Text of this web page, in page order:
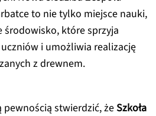
to nie tylko miejsce nauki,
środowisko, które sprzyja
i umożliwia realizację
z drewnem.
pewnością stwierdzić, żeSzkoła